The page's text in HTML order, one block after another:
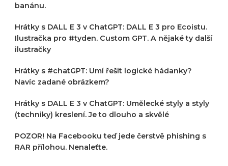
banánu.
Hrátky s DALL E 3 v ChatGPT: DALL E 3 pro Ecoistu.
Ilustračka pro #tyden. Custom GPT. A nějaké ty další
ilustračky
Hrátky s #chatGPT: Umí řešit logické hádanky?
Navíc zadané obrázkem?
Hrátky s DALL E 3 v ChatGPT: Umělecké styly a styly
(techniky) kreslení. Je to dlouho a skvělé
POZOR! Na Facebooku teď jede čerstvě phishing s
RAR přílohou. Nenaleťte.